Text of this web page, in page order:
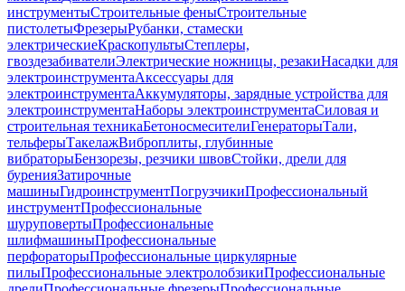
инструментыСтроительные феныСтроительные
пистолетыФрезерыРубанки, стамески
электрическиеКраскопультыСтеплеры,
гвоздезабивателиЭлектрические ножницы, резакиНасадки для
электроинструментаАксессуары для
электроинструментаАккумуляторы, зарядные устройства для
электроинструментаНаборы электроинструментаСиловая и
строительная техникаБетоносмесителиГенераторыТали,
тельферыТакелажВиброплиты, глубинные
вибраторыБензорезы, резчики швовСтойки, дрели для
буренияЗатирочные
машиныГидроинструментПогрузчикиПрофессиональный
инструментПрофессиональные
шуруповертыПрофессиональные
шлифмашиныПрофессиональные
перфораторыПрофессиональные циркулярные
пилыПрофессиональные электролобзикиПрофессиональные